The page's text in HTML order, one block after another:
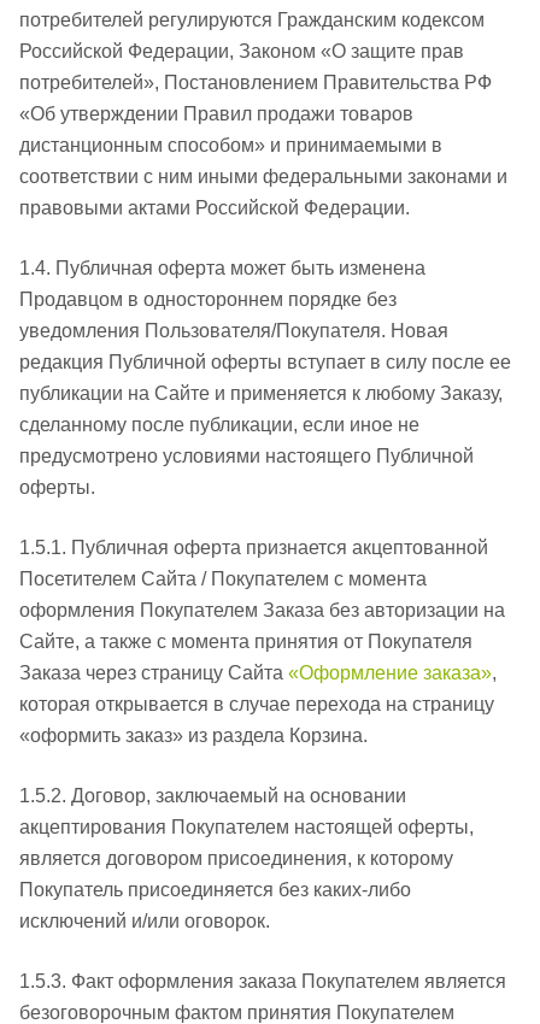
потребителей регулируются Гражданским кодексом
Российской Федерации, Законом «О защите прав
потребителей», Постановлением Правительства РФ
«Об утверждении Правил продажи товаров
дистанционным способом» и принимаемыми в
соответствии с ним иными федеральными законами и
правовыми актами Российской Федерации.
1.4. Публичная оферта может быть изменена
Продавцом в одностороннем порядке без
уведомления Пользователя/Покупателя. Новая
редакция Публичной оферты вступает в силу после ее
публикации на Сайте и применяется к любому Заказу,
сделанному после публикации, если иное не
предусмотрено условиями настоящего Публичной
оферты.
1.5.1. Публичная оферта признается акцептованной
Посетителем Сайта / Покупателем с момента
оформления Покупателем Заказа без авторизации на
Сайте, а также с момента принятия от Покупателя
Заказа через страницу Сайта «Оформление заказа»,
которая открывается в случае перехода на страницу
«оформить заказ» из раздела Корзина.
1.5.2. Договор, заключаемый на основании
акцептирования Покупателем настоящей оферты,
является договором присоединения, к которому
Покупатель присоединяется без каких-либо
исключений и/или оговорок.
1.5.3. Факт оформления заказа Покупателем является
безоговорочным фактом принятия Покупателем